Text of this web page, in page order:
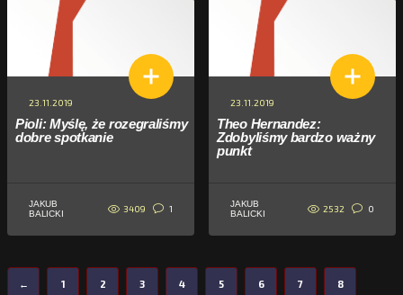
23.11.2019
Pioli: Myślę, że rozegraliśmy
dobre spotkanie
JAKUB
BALICKI
3409 1
23.11.2019
Theo Hernandez:
Zdobyliśmy bardzo ważny
punkt
JAKUB
BALICKI
2532 0
← 1 2 3 4 5 6 7 8